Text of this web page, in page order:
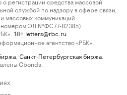
службой по надзору в сфере связи,
массовых коммуникаций
номером ЭЛ №ФС77-82385)
18+ letters@rbc.ru
агентство «РБК».
Санкт-Петербургская биржа
Cbonds.